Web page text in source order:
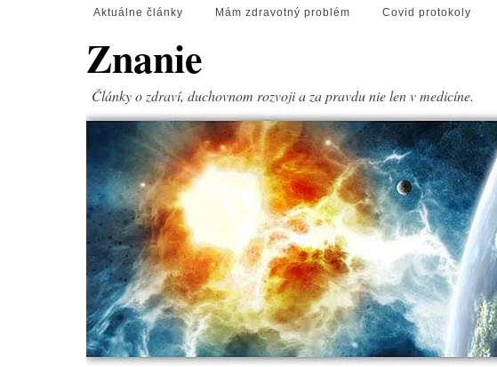
Aktuálne články Mám zdravotný problém Covid protokoly
Znanie
Články o zdraví, duchovnom rozvoji a za pravdu nie len v medicíne.